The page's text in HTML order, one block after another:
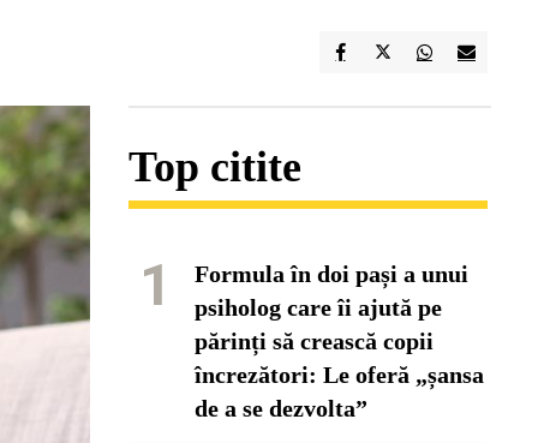
Top citite
1
Formula în doi pași a unui
psiholog care îi ajută pe
părinți să crească copii
încrezători: Le oferă „șansa
de a se dezvolta”